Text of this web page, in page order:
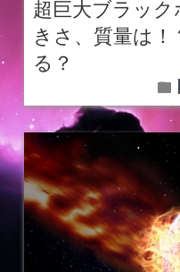
超巨大ブラッ
きさ、質量は
る？
folder